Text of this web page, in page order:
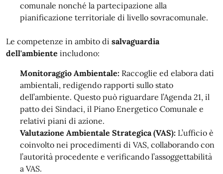
comunale nonché la partecipazione alla
pianificazione territoriale di livello sovracomunale.
Le competenze in ambito di salvaguardia
dell'ambiente includono:
Monitoraggio Ambientale: Raccoglie ed elabora dati
ambientali, redigendo rapporti sullo stato
dell’ambiente. Questo può riguardare l’Agenda 21, il
patto dei Sindaci, il Piano Energetico Comunale e
relativi piani di azione.
Valutazione Ambientale Strategica (VAS): L’ufficio è
coinvolto nei procedimenti di VAS, collaborando con
l’autorità procedente e verificando l’assoggettabilità
a VAS.